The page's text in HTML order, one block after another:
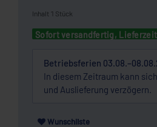
Inhalt 1 Stück
Sofort versandfertig, Lieferzeit
Betriebsferien
In diesem Zeitraum kann
und Auslieferung verzögern.
Wunschliste